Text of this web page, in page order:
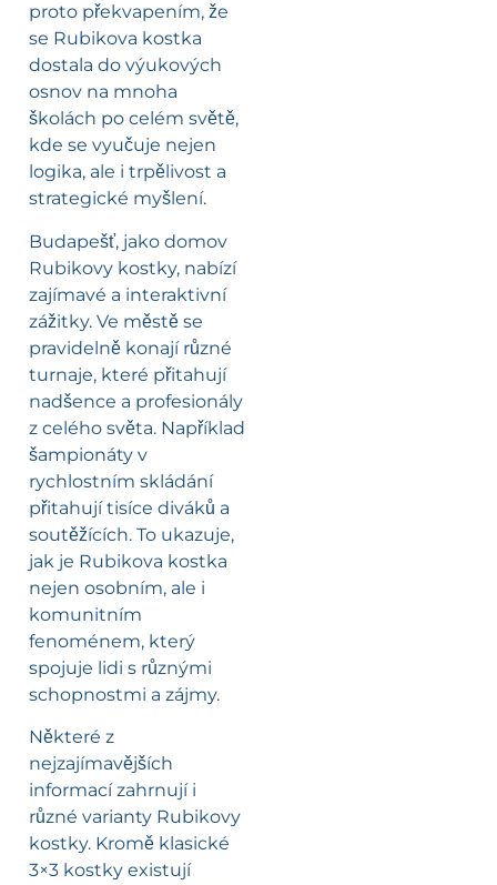
proto překvapením, že
se Rubikova kostka
dostala do výukových
osnov na mnoha
školách po celém světě,
kde se vyučuje nejen
logika, ale i trpělivost a
strategické myšlení.
Budapešť, jako domov
Rubikovy kostky, nabízí
zajímavé a interaktivní
zážitky. Ve městě se
pravidelně konají různé
turnaje, které přitahují
nadšence a profesionály
z celého světa. Například
šampionáty v
rychlostním skládání
přitahují tisíce diváků a
soutěžících. To ukazuje,
jak je Rubikova kostka
nejen osobním, ale i
komunitním
fenoménem, který
spojuje lidi s různými
schopnostmi a zájmy.
Některé z
nejzajímavějších
informací zahrnují i
různé varianty Rubikovy
kostky. Kromě klasické
3×3 kostky existují